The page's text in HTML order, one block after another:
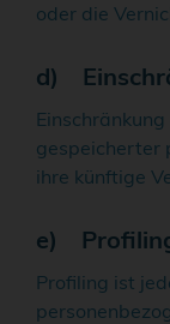
oder die
d)
gespeicherter
ihre künftige
e)
Profiling ist